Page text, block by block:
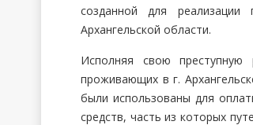
созданной для реализации
Архангельской области.
Исполняя свою
проживающих в г.
были использованы для
средств, часть из которых